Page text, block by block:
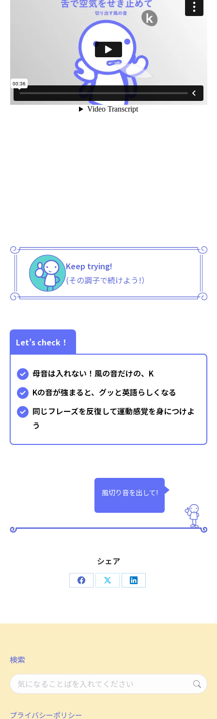
Keep trying!
(その調子で続けよう!）
Let’s check！
母音は入れない！風の音だけの、K
Kの音が強まると、グッと英語らしくなる
同じフレーズを反復して運動感覚を身につけよ
う
風切り音を出して!
シェア
Share Share Share
検索
検
索：
プライバシーポリシー